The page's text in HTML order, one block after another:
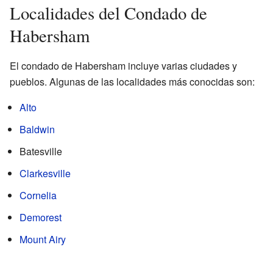
Localidades del Condado de
Habersham
El condado de Habersham incluye varias ciudades y
pueblos. Algunas de las localidades más conocidas son:
Alto
Baldwin
Batesville
Clarkesville
Cornelia
Demorest
Mount Airy